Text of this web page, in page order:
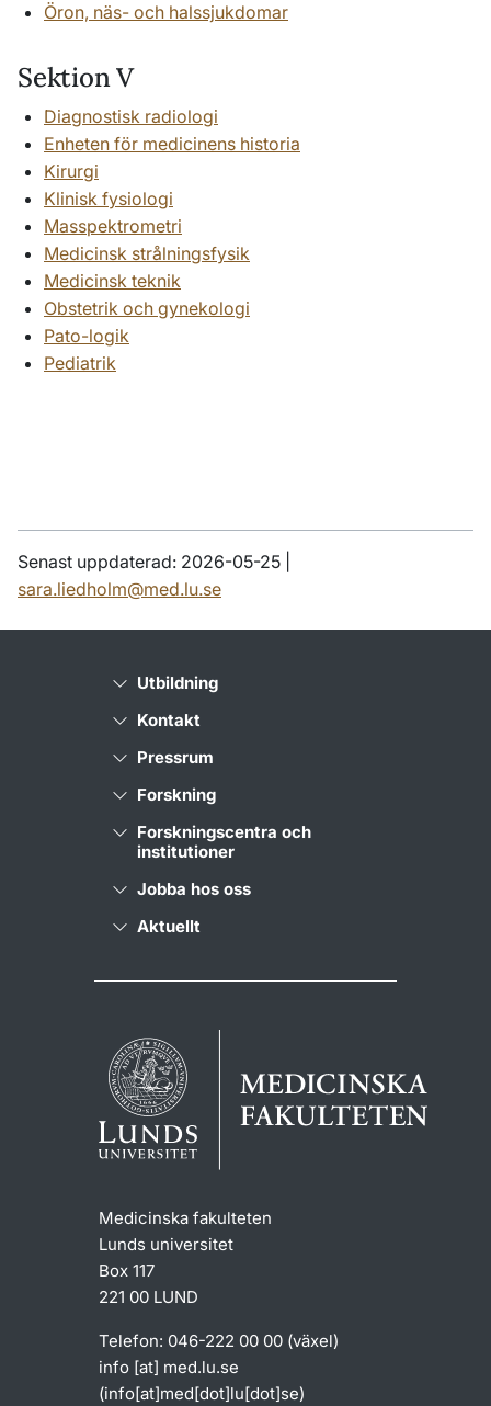
Öron, näs- och halssjukdomar
Sektion V
Diagnostisk radiologi
Enheten för medicinens historia
Kirurgi
Klinisk fysiologi
Masspektrometri
Medicinsk strålningsfysik
Medicinsk teknik
Obstetrik och gynekologi
Pato-logik
Pediatrik
Senast uppdaterad: 2026-05-25 |
sara.liedholm@med.lu.se
Utbildning
Kontakt
Pressrum
Forskning
Forskningscentra och
institutioner
Jobba hos oss
Aktuellt
Medicinska fakulteten
Lunds universitet
Box 117
221 00 LUND
Telefon: 046-222 00 00 (växel)
info [at] med.lu.se
(info[at]med[dot]lu[dot]se)